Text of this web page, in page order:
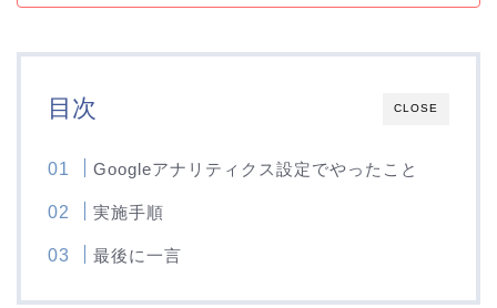
CLOSE
目次
Googleアナリティクス設定でやったこと
実施手順
最後に一言